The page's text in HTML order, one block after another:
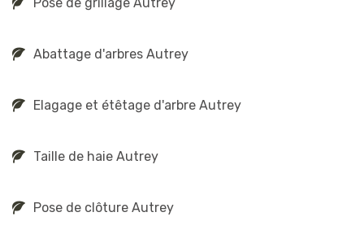
Abattage d'arbres Autrey
Elagage et étêtage d'arbre Autrey
Taille de haie Autrey
Pose de clôture Autrey